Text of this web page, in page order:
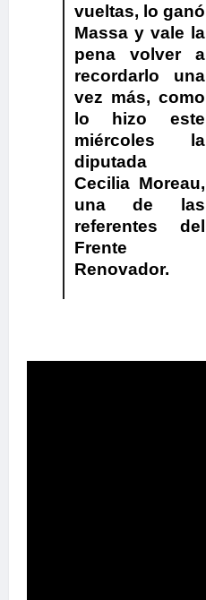
vueltas, lo ganó
Massa y vale la
pena volver a
recordarlo una
vez más, como
lo hizo este
miércoles la
diputada
Cecilia Moreau,
una de las
referentes del
Frente
Renovador.